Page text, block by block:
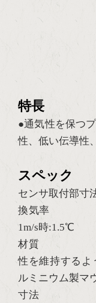
特長
●通気性を保つ
性、低い伝導性
スペック
センサ取付部寸
換気率 ：
1m/s時:1.5℃
材質 ：
性を維持するよ
ルミニウム製マ
寸法 ：